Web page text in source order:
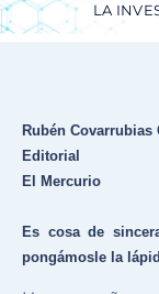
LA
Rubén
Editorial
El Mercurio
Es cosa de
pongámosle la